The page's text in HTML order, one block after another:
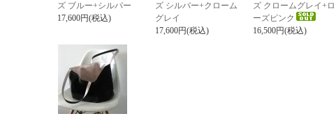
ズ ブルー+シルバー
17,600円(税込)
ズ シルバー+クローム
グレイ
17,600円(税込)
ズ クロームグレイ+ロ
ーズピンク
16,500円(税込)